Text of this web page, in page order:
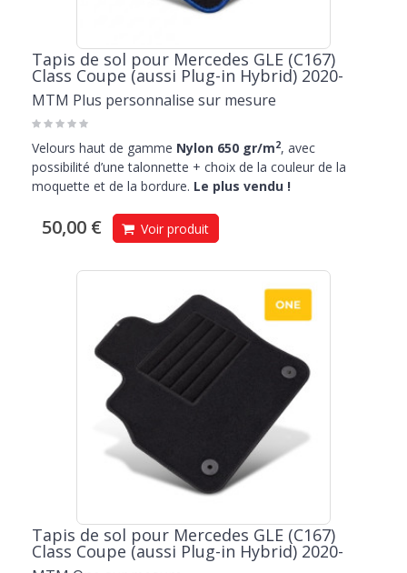
Tapis de sol pour Mercedes GLE (C167)
Class Coupe (aussi Plug-in Hybrid) 2020-
MTM Plus personnalise sur mesure
Velours haut de gamme Nylon 650 gr/m2, avec
possibilité d’une talonnette + choix de la couleur de la
moquette et de la bordure. Le plus vendu !
50,00 € Voir produit
Tapis de sol pour Mercedes GLE (C167)
Class Coupe (aussi Plug-in Hybrid) 2020-